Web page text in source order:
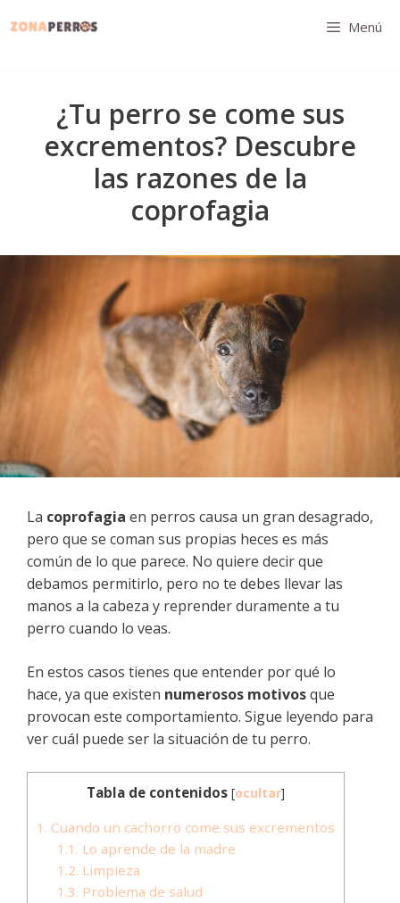
Menú
¿Tu perro se come sus
excrementos? Descubre
las razones de la
coprofagia
La coprofagia en perros causa un gran desagrado,
pero que se coman sus propias heces es más
común de lo que parece. No quiere decir que
debamos permitirlo, pero no te debes llevar las
manos a la cabeza y reprender duramente a tu
perro cuando lo veas.
En estos casos tienes que entender por qué lo
hace, ya que existen numerosos motivosque
provocan este comportamiento. Sigue leyendo para
ver cuál puede ser la situación de tu perro.
Tabla de contenidos [ocultar]
1. Cuando un cachorro come sus excrementos
1.1. Lo aprende de la madre
1.2. Limpieza
1.3. Problema de salud